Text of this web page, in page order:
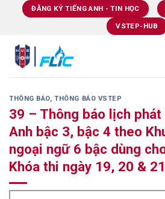
ĐĂNG KÝ TIẾNG ANH - TIN HỌC
VSTEP-HUB
THÔNG BÁO,THÔNG BÁO VSTEP
39 – Thông báo lịch
Anh bậc 3, bậc 4 theo
ngoại ngữ 6 bậc dùng
Khóa thi ngày 19, 20 &